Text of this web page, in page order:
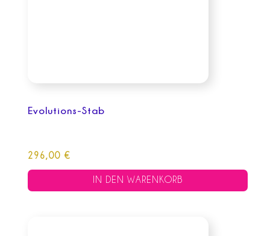
Evolutions-Stab
296,00€
IN DEN WARENKORB